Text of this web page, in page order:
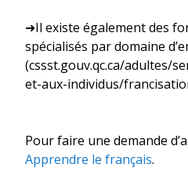
➜Il existe également des
spécialisés par domaine
(cssst.gouv.qc.ca/adultes/
et-aux-individus/
Pour faire une demande
Apprendre le français.